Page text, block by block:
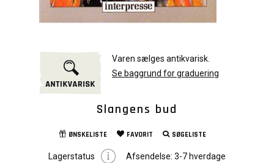
Varen sælges antikvarisk.
Se baggrund for graduering
Slangens bud
ØNSKELISTE FAVORIT SØGELISTE
Lagerstatus Afsendelse: 3-7 hverdage